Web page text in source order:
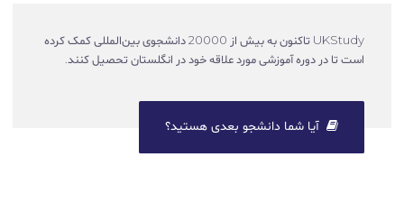
UKStudy تاکنون به بیش از 20000 دانشجوی بین‌المللی کمک کرده
است تا در دوره آموزشی مورد علاقه خود در انگلستان تحصیل کنند.
آیا شما دانشجو بعدی هستید؟